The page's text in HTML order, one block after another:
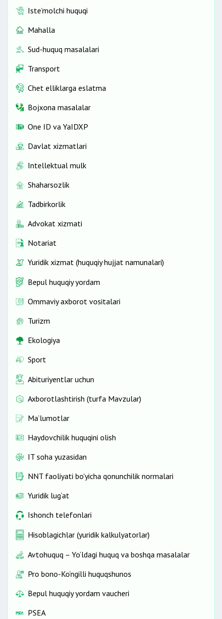
Iste’molchi huquqi
Mahalla
Sud-huquq masalalari
Transport
Chet elliklarga eslatma
Bojxona masalalar
One ID vа YaIDXP
Davlat xizmatlari
Intellektual mulk
Shaharsozlik
Tadbirkorlik
Advokat xizmati
Notariat
Yuridik xizmat (huquqiy hujjat namunalari)
Bepul huquqiy yordam
Ommaviy axborot vositalari
Turizm
Ekologiya
Sport
Abituriyentlar uchun
Axborotlashtirish (turfa Mavzular)
Ma’lumotlar
Haydovchilik huquqini olish
IT soha yuzasidan
NNT faoliyati bo'yicha qonunchilik normalari
Yuridik lug‘at
Ishonch telefonlari
Hisoblagichlar (yuridik kalkulyatorlar)
Avtohuquq – Yo‘ldagi huquq va boshqa masalalar
Pro bono-Ko‘ngilli huquqshunos
Bepul huquqiy yordam vaucheri
PSEA